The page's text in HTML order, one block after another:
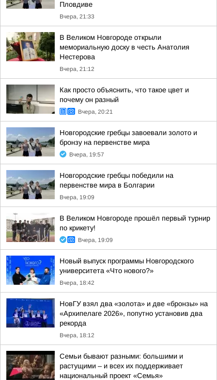
Пловдиве
Вчера, 21:33
В Великом Новгороде открыли
мемориальную доску в честь Анатолия
Нестерова
Вчера, 21:12
Как просто объяснить, что такое цвет и
почему он разный
Вчера, 20:21
Новгородские гребцы завоевали золото и
бронзу на первенстве мира
Вчера, 19:57
Новгородские гребцы победили на
первенстве мира в Болгарии
Вчера, 19:09
В Великом Новгороде прошёл первый турнир
по крикету!
Вчера, 19:09
Новый выпуск программы Новгородского
университета «Что нового?»
Вчера, 18:42
НовГУ взял два «золота» и две «бронзы» на
«Архипелаге 2026», попутно установив два
рекорда
Вчера, 18:12
Семьи бывают разными: большими и
растущими – и всех их поддерживает
национальный проект «Семья»